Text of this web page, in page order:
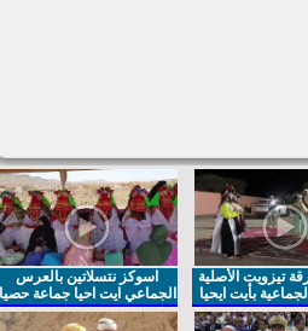
تيزويت الأصلية
بأيت ايحيا
اسوكز نتسلاتين بالعرس
الجماعي ايت احيا جماعة حصيا